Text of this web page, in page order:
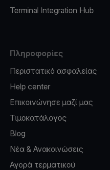
Terminal Integration Hub
Πληροφορίες
Περιστατικό ασφαλείας
Help center
Επικοινώνησε μαζί μας
Τιμοκατάλογος
Blog
Νέα & Ανακοινώσεις
Αγορά τερματικού